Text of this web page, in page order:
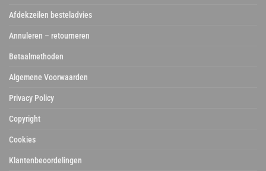
Afdekzeilen besteladvies
Annuleren – retourneren
Betaalmethoden
Algemene Voorwaarden
Privacy Policy
Copyright
Cookies
Klantenbeoordelingen